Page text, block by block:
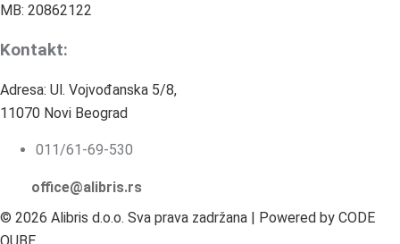
MB: 20862122
Kontakt:
Adresa: Ul. Vojvođanska 5/8,
11070 Novi Beograd
011/61-69-530
office@alibris.rs
© 2026 Alibris d.o.o. Sva prava zadržana | Powered by CODE